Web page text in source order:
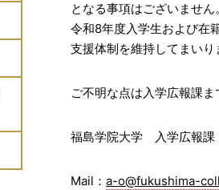
となる事項はございません。
令和8年度入学生および在
支援体制を維持してまいり
ご不明な点は入学広報課ま
福島学院大学 入学広報課
Mail： a-o@fukushima-